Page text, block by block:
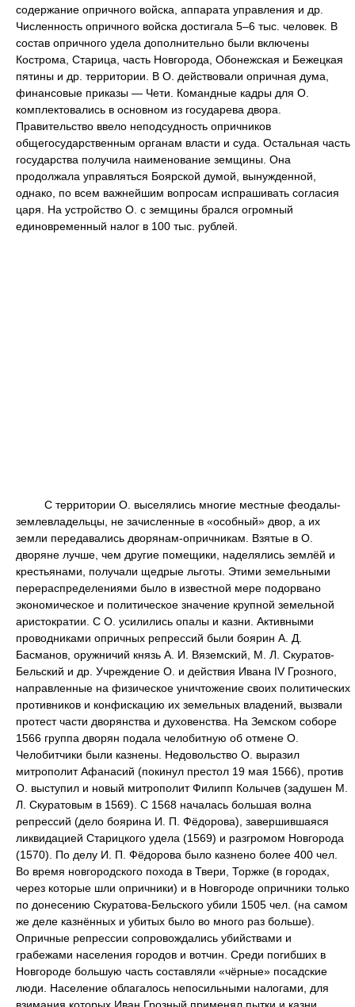
содержание опричного войска, аппарата управления и др.
Численность опричного войска достигала 5–6 тыс. человек. В
состав опричного удела дополнительно были включены
Кострома, Старица, часть Новгорода, Обонежская и Бежецкая
пятины и др. территории. В О. действовали опричная дума,
финансовые приказы — Чети. Командные кадры для О.
комплектовались в основном из государева двора.
Правительство ввело неподсудность опричников
общегосударственным органам власти и суда. Остальная часть
государства получила наименование земщины. Она
продолжала управляться Боярской думой, вынужденной,
однако, по всем важнейшим вопросам испрашивать согласия
царя. На устройство О. с земщины брался огромный
единовременный налог в 100 тыс. рублей.
С территории О. выселялись многие местные феодалы-
землевладельцы, не зачисленные в «особный» двор, а их
земли передавались дворянам-опричникам. Взятые в О.
дворяне лучше, чем другие помещики, наделялись землёй и
крестьянами, получали щедрые льготы. Этими земельными
перераспределениями было в известной мере подорвано
экономическое и политическое значение крупной земельной
аристократии. С О. усилились опалы и казни. Активными
проводниками опричных репрессий были боярин А. Д.
Басманов, оружничий князь А. И. Вяземский, М. Л. Скуратов-
Бельский и др. Учреждение О. и действия Ивана IV Грозного,
направленные на физическое уничтожение своих политических
противников и конфискацию их земельных владений, вызвали
протест части дворянства и духовенства. На Земском соборе
1566 группа дворян подала челобитную об отмене О.
Челобитчики были казнены. Недовольство О. выразил
митрополит Афанасий (покинул престол 19 мая 1566), против
О. выступил и новый митрополит Филипп Колычев (задушен М.
Л. Скуратовым в 1569). С 1568 началась большая волна
репрессий (дело боярина И. П. Фёдорова), завершившаяся
ликвидацией Старицкого удела (1569) и разгромом Новгорода
(1570). По делу И. П. Фёдорова было казнено более 400 чел.
Во время новгородского похода в Твери, Торжке (в городах,
через которые шли опричники) и в Новгороде опричники только
по донесению Скуратова-Бельского убили 1505 чел. (на самом
же деле казнённых и убитых было во много раз больше).
Опричные репрессии сопровождались убийствами и
грабежами населения городов и вотчин. Среди погибших в
Новгороде большую часть составляли «чёрные» посадские
люди. Население облагалось непосильными налогами, для